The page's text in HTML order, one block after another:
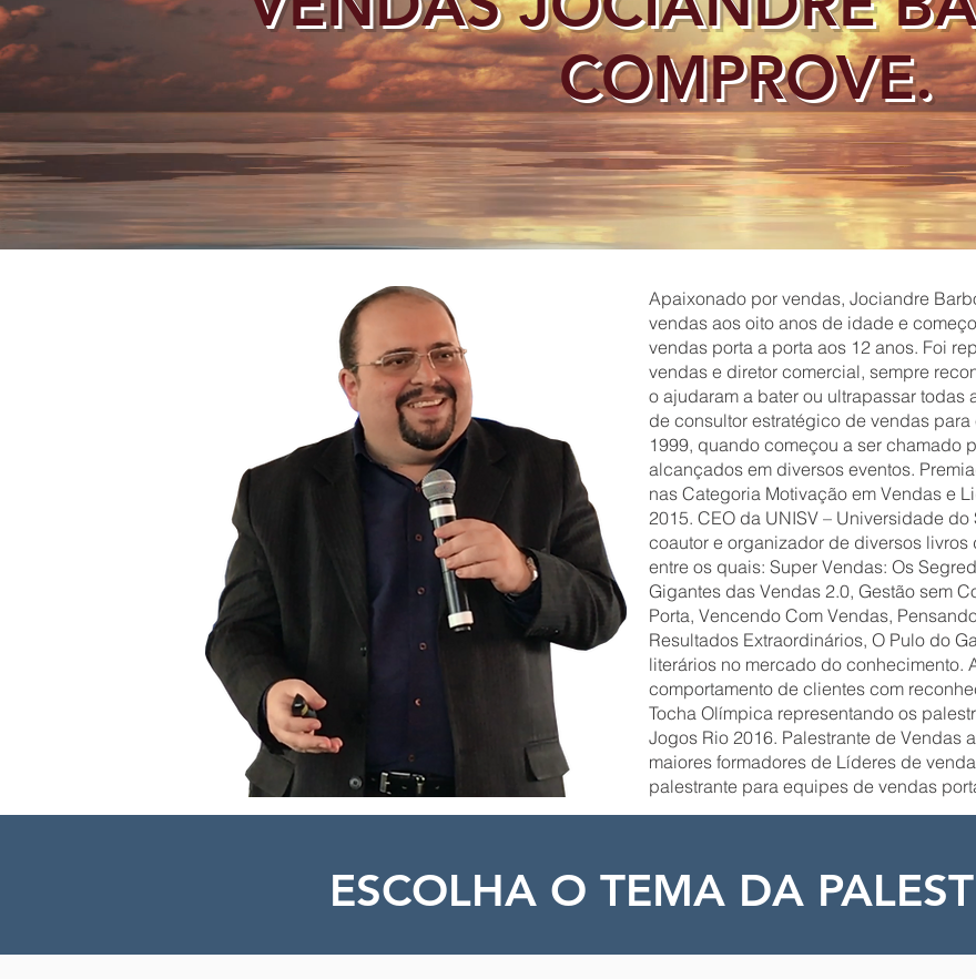
COMPROVE.
Apaixonado por vendas, Jociandre
vendas aos oito anos de idade e
vendas porta a porta aos 12 anos. Foi
vendas e diretor comercial, sempre
o ajudaram a bater ou ultrapassar
de consultor estratégico de vendas
1999, quando começou a ser chamado
alcançados em diversos eventos.
nas Categoria Motivação em Vendas e
2015. CEO da UNISV – Universidade do
coautor e organizador de diversos
entre os quais: Super Vendas: Os
Gigantes das Vendas 2.0, Gestão sem
Porta, Vencendo Com Vendas,
Resultados Extraordinários, O Pulo do
literários no mercado do conhecimento.
comportamento de clientes com
Tocha Olímpica representando os
Jogos Rio 2016. Palestrante de Vendas
maiores formadores de Líderes de
palestrante para equipes de vendas
ESCOLHA O TEMA DA